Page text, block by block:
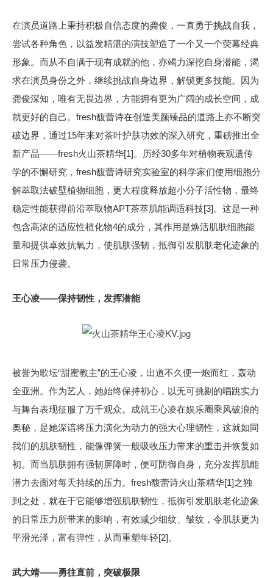
在演员道路上秉持积极自信态度的龚俊，一直勇于挑战自我，
尝试各种角色，以益发精湛的演技塑造了一个又一个荧幕经典
形象。而从不自满于现有成就的他，亦竭力深挖自身潜能，渴
求在演员身份之外，继续挑战自身边界，解锁更多技能。因为
龚俊深知，唯有无畏边界，方能拥有更为广阔的成长空间，成
就更好的自己。fresh馥蕾诗在创造美颜臻品的道路上亦不断突
破边界，通过15年来对茶叶护肤功效的深入研究，重磅推出全
新产品——fresh火山茶精华[1]。历经30多年对植物表观遗传
学的不懈研究，fresh馥蕾诗研究实验室的科学家们使用细胞分
解萃取法破壁植物细胞，更大程度释放超小分子活性物，最终
稳定性能获得前沿萃取物APT茶萃肌能调适科技[3]。这是一种
包含高浓的适应性植化物4的成分，其作用是焕活肌肤细胞能
量和提供卓效抗氧力，使肌肤强韧，抵御引发肌肤老化迹象的
日常压力侵袭。
王心凌——保持韧性，发挥潜能
被誉为歌坛“甜蜜教主”的王心凌，出道不久便一炮而红，轰动
全亚洲。作为艺人，她始终保持初心，以无可挑剔的唱跳实力
与舞台表现征服了万千观众。成就王心凌在娱乐圈乘风破浪的
奥秘，是她深谙将压力演化为动力的强大心理韧性，这就如同
我们的肌肤韧性，能像弹簧一般吸收压力带来的重击并恢复如
初。而当肌肤拥有强韧屏障时，便可防御自身，充分发挥肌能
潜力去面对每天持续的压力。fresh馥蕾诗火山茶精华[1]之独
到之处，就在于它能够增强肌肤韧性，抵御引发肌肤老化迹象
的日常压力所带来的影响，有效减少细纹、皱纹，令肌肤更为
平滑光泽，富有弹性，从而重塑年轻[2]。
武大靖——勇往直前，突破极限